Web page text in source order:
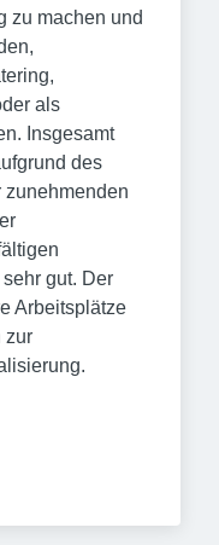
zu machen und
als
Insgesamt
des
zunehmenden
gut. Der
Arbeitsplätze
zur